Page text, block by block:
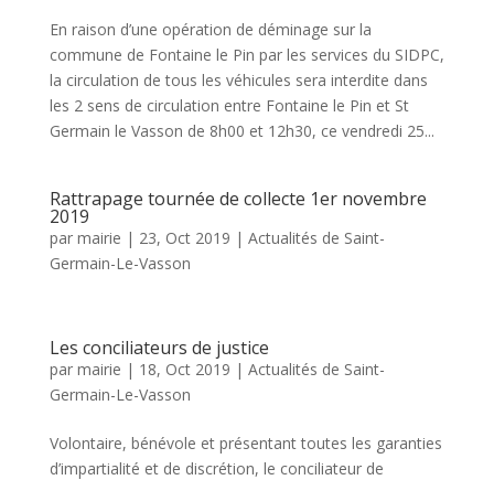
En raison d’une opération de déminage sur la
commune de Fontaine le Pin par les services du SIDPC,
la circulation de tous les véhicules sera interdite dans
les 2 sens de circulation entre Fontaine le Pin et St
Germain le Vasson de 8h00 et 12h30, ce vendredi 25...
Rattrapage tournée de collecte 1er novembre
2019
par mairie | 23, Oct 2019 | Actualités de Saint-
Germain-Le-Vasson
Les conciliateurs de justice
par mairie | 18, Oct 2019 | Actualités de Saint-
Germain-Le-Vasson
Volontaire, bénévole et présentant toutes les garanties
d’impartialité et de discrétion, le conciliateur de